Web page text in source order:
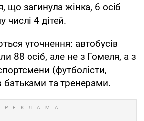
що загинула жінка, 6 осіб
числі 4 дітей.
уточнення: автобусів
88 осіб, але не з Гомеля, а з
(футболісти,
та тренерами.